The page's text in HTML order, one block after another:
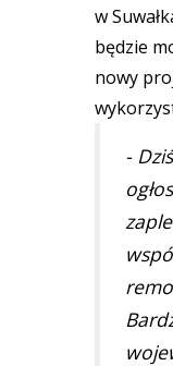
w
będzie
nowy
-